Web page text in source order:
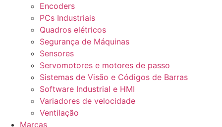
Encoders
PCs Industriais
Quadros elétricos
Segurança de Máquinas
Sensores
Servomotores e motores de passo
Sistemas de Visão e Códigos de Barras
Software Industrial e HMI
Variadores de velocidade
Ventilação
Marcas